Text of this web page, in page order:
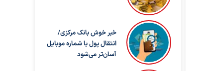
خبر خوش بانک مرکزی/
انتقال پول با شماره موبایل
آسان‌تر می‌شود